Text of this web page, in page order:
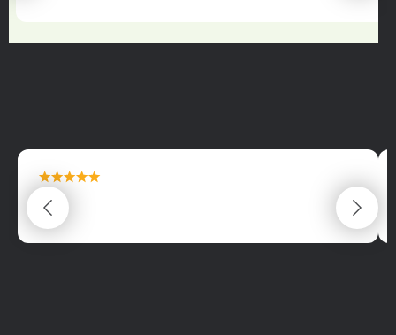
maximální spokojenost
22.06.2025